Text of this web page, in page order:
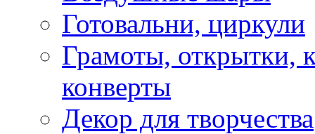
Готовальни, циркули
Грамоты, открытки,
конверты
Декор для творчества